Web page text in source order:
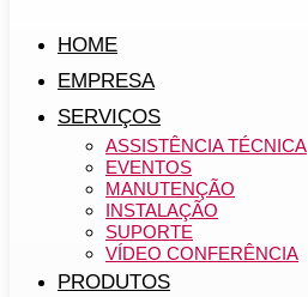
HOME
EMPRESA
SERVIÇOS
ASSISTÊNCIA TÉCNICA
EVENTOS
MANUTENÇÃO
INSTALAÇÃO
SUPORTE
VÍDEO CONFERÊNCIA
PRODUTOS